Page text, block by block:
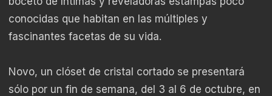
conocidas que habitan en las múltiples y
fascinantes facetas de su vida.
Novo, un clóset de cristal cortado se presentará
sólo por un fin de semana, del 3 al 6 de octubre, en